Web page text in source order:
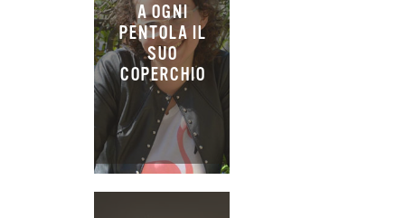
A OGNI
PENTOLA IL
SUO
COPERCHIO